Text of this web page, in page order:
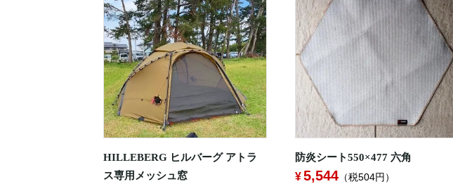
HILLEBERG ヒルバーグ アトラ
ス専用メッシュ窓
防炎シート550×477 六角
5,544（税504円）